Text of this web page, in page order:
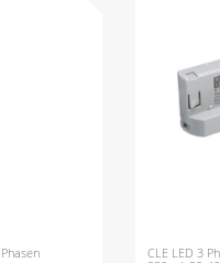
CLE LED 3